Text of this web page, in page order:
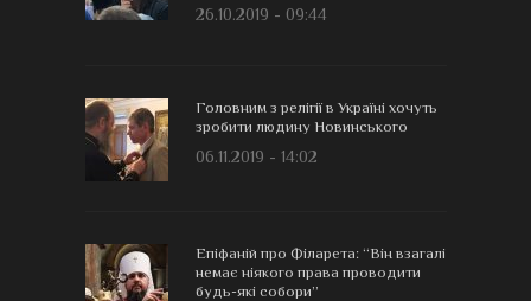
26.10.2019 - 09:44
Головним з релігії в Україні хочуть
зробити людину Новинського
06.11.2019 - 14:02
Епіфаній про Філарета: “Він взагалі
немає ніякого права проводити
будь-які собори”